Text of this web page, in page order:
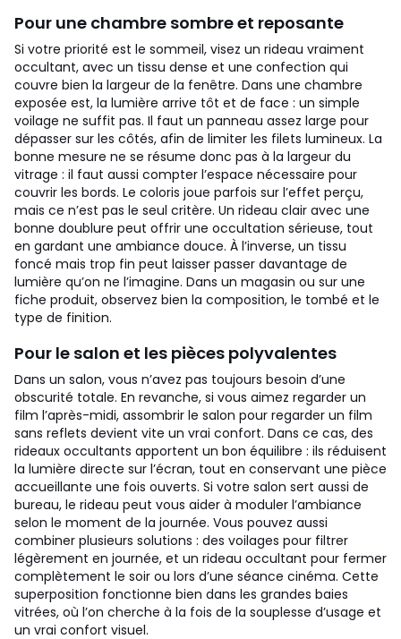
Pour une chambre sombre et reposante
Si votre priorité est le sommeil, visez un rideau vraiment
occultant, avec un tissu dense et une confection qui
couvre bien la largeur de la fenêtre. Dans une chambre
exposée est, la lumière arrive tôt et de face : un simple
voilage ne suffit pas. Il faut un panneau assez large pour
dépasser sur les côtés, afin de limiter les filets lumineux. La
bonne mesure ne se résume donc pas à la largeur du
vitrage : il faut aussi compter l’espace nécessaire pour
couvrir les bords. Le coloris joue parfois sur l’effet perçu,
mais ce n’est pas le seul critère. Un rideau clair avec une
bonne doublure peut offrir une occultation sérieuse, tout
en gardant une ambiance douce. À l’inverse, un tissu
foncé mais trop fin peut laisser passer davantage de
lumière qu’on ne l’imagine. Dans un magasin ou sur une
fiche produit, observez bien la composition, le tombé et le
type de finition.
Pour le salon et les pièces polyvalentes
Dans un salon, vous n’avez pas toujours besoin d’une
obscurité totale. En revanche, si vous aimez regarder un
film l’après-midi, assombrir le salon pour regarder un film
sans reflets devient vite un vrai confort. Dans ce cas, des
rideaux occultants apportent un bon équilibre : ils réduisent
la lumière directe sur l’écran, tout en conservant une pièce
accueillante une fois ouverts. Si votre salon sert aussi de
bureau, le rideau peut vous aider à moduler l’ambiance
selon le moment de la journée. Vous pouvez aussi
combiner plusieurs solutions : des voilages pour filtrer
légèrement en journée, et un rideau occultant pour fermer
complètement le soir ou lors d’une séance cinéma. Cette
superposition fonctionne bien dans les grandes baies
vitrées, où l’on cherche à la fois de la souplesse d’usage et
un vrai confort visuel.